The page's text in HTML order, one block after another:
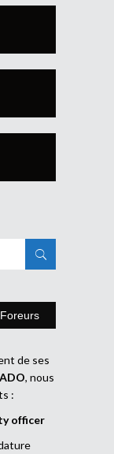
de ses
, nous
:
officer